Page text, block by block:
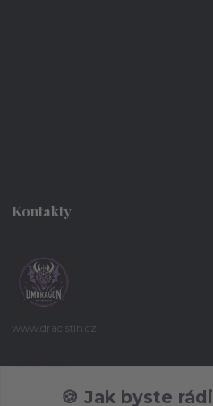
Kontakty
www.dracistin.cz
+420 737 613 735
🍪 Jak byste